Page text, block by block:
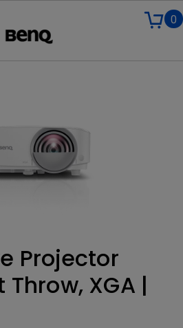
0
Projector
XGA |